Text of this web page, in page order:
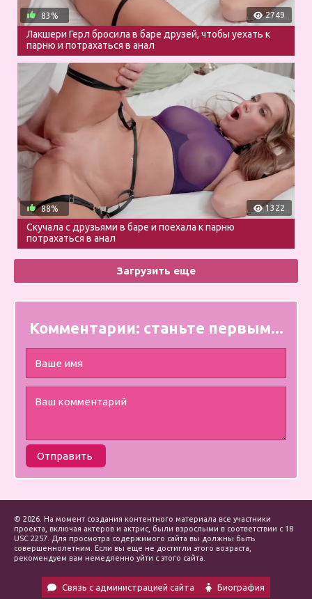
2749
83%
Лакшери Герл бросила в баре друзей, чтобы уехать к
парню и потрахаться в анал
1322
88%
Скучала с друзьями в баре и поехала к парню
потрахаться в анал
Загрузить еще
Комментарии: станьте первым...
Отправить
© 2026. На момент создания контентного материала все участники
проекта, включая актеров и актрис, были взрослыми в соответствии с 18
USC 2257. Для просмотра содержимого сайта вы должны быть
совершеннолетним. Если вы еще не достигли этого возраста,
рекомендуем вам немедленно уйти с этого сайта.
Связь с администрацией сайта Биография